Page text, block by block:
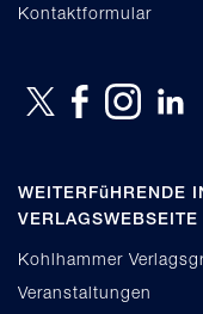
Kontaktformular
WEITERFüHRENDE
VERLAGSWEBSEITE
Kohlhammer
Veranstaltungen